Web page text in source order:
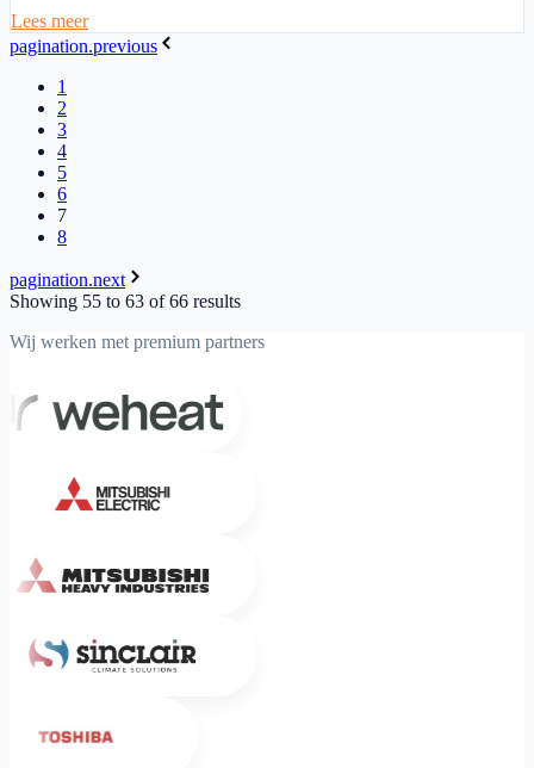
Lees meer
pagination.previous
1
2
3
4
5
6
7
8
pagination.next
Showing 55 to 63 of66 results
Wij werken met premium partners